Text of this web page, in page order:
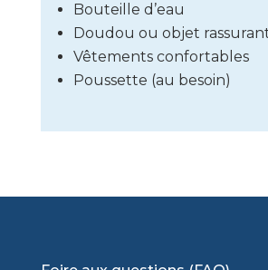
Bouteille d’eau
Doudou ou objet
Vêtements confortables
Poussette (au besoin)